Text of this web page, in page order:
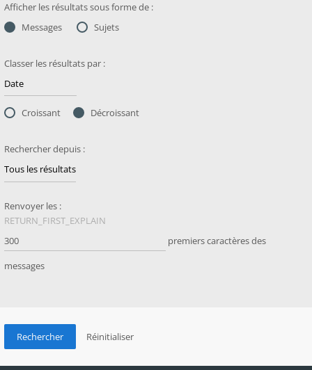
Afficher les résultats sous forme de :
Messages
Sujets
Classer les résultats par :
Croissant Décroissant
Rechercher depuis :
Renvoyer les :
RETURN_FIRST_EXPLAIN
premiers caractères des
messages